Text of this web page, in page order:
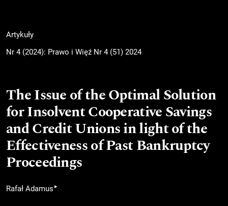
Artykuły
Nr 4 (2024): Prawo i Więź Nr 4 (51) 2024
The Issue of the Optimal Solution
for Insolvent Cooperative Savings
and Credit Unions in light of the
Effectiveness of Past Bankruptcy
Proceedings
Rafał Adamus ▸